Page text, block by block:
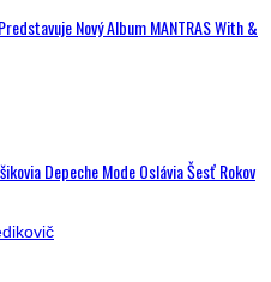
Nový Album MANTRAS With &
Depeche Mode Oslávia Šesť Rokov